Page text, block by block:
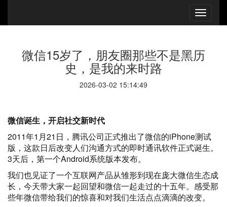
微信15岁了，朋友圈那些不是黑历
史，是我的来时路
2026-03-02 15:14:49
微信诞生，开启社交新时代
2011年1月21日，腾讯公司正式推出了微信的iPhone测试
版，这款日后改变人们沟通方式的即时通讯软件正式诞生。
3天后，第一个Android系统版本发布。
我们也见证了一个互联网产品从雏形到现在庞大微信生态成
长，今天带大家一起回望和微信一起走过的十五年。感受那
些年微信带给我们的惊喜和对我们生活点点滴滴的改变。